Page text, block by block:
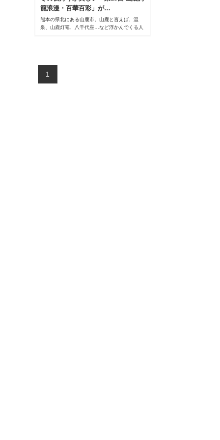
籠浪漫・百華百彩」が…
熊本の県北にある山鹿市。山鹿と言えば、温
泉、山鹿灯篭、八千代座…など浮かんでくる人
ている、熊本が誇る美しい夜景の一つです。
1